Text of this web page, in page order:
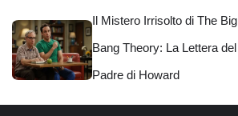
Il Mistero Irrisolto di The Big
Bang Theory: La Lettera del
Padre di Howard